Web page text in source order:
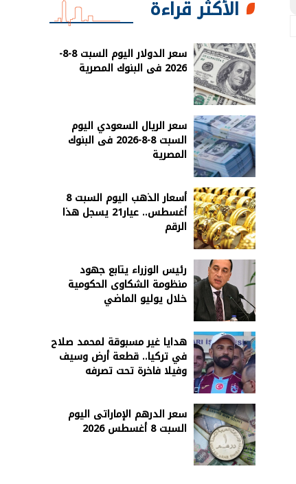
الأكثر قراءة
سعر الدولار اليوم السبت 8-8-
2026 فى البنوك المصرية
سعر الريال السعودي اليوم
السبت 8-8-2026 فى البنوك
المصرية
أسعار الذهب اليوم السبت 8
أغسطس.. عيار21 يسجل هذا
الرقم
رئيس الوزراء يتابع جهود
منظومة الشكاوى الحكومية
خلال يوليو الماضي
هدايا غير مسبوقة لمحمد صلاح
في تركيا.. قطعة أرض وسيف
وفيلا فاخرة تحت تصرفه
سعر الدرهم الإماراتى اليوم
السبت 8 أغسطس 2026